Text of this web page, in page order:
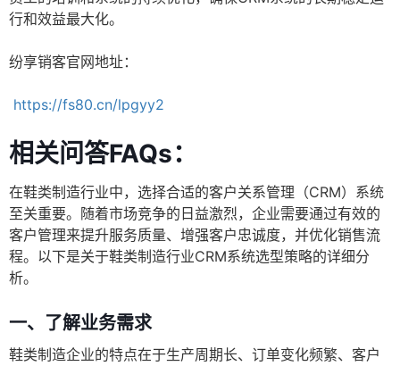
行和效益最大化。
纷享销客官网地址：
https://fs80.cn/lpgyy2
相关问答FAQs：
在鞋类制造行业中，选择合适的客户关系管理（CRM）系统
至关重要。随着市场竞争的日益激烈，企业需要通过有效的
客户管理来提升服务质量、增强客户忠诚度，并优化销售流
程。以下是关于鞋类制造行业CRM系统选型策略的详细分
析。
一、了解业务需求
鞋类制造企业的特点在于生产周期长、订单变化频繁、客户